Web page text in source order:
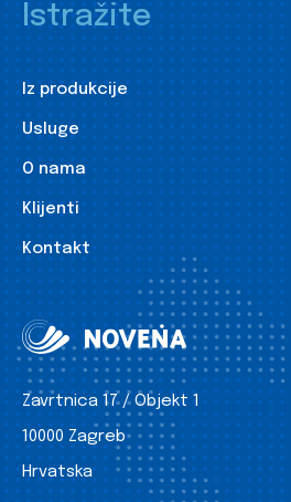
Istražite
Iz produkcije
Usluge
O nama
Klijenti
Kontakt
Zavrtnica 17 / Objekt 1
10000 Zagreb
Hrvatska